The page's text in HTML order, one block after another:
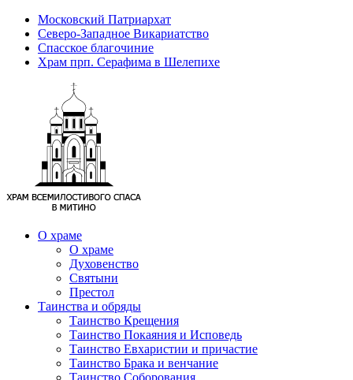
Московский Патриархат
Северо-Западное Викариатство
Спасское благочиние
Храм прп. Серафима в Шелепихе
О храме
О храме
Духовенство
Святыни
Престол
Таинства и обряды
Таинство Крещения
Таинство Покаяния и Исповедь
Таинство Евхаристии и причастие
Таинство Брака и венчание
Таинство Соборования